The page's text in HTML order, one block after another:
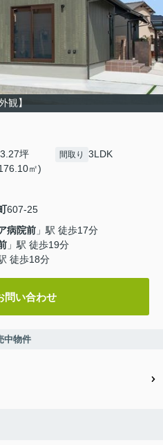
観】
坪
㎡)
間取り 3LDK
607-25
病院前 」駅 徒歩17分
」駅 徒歩19分
徒歩18分
問い合わせ
中物件